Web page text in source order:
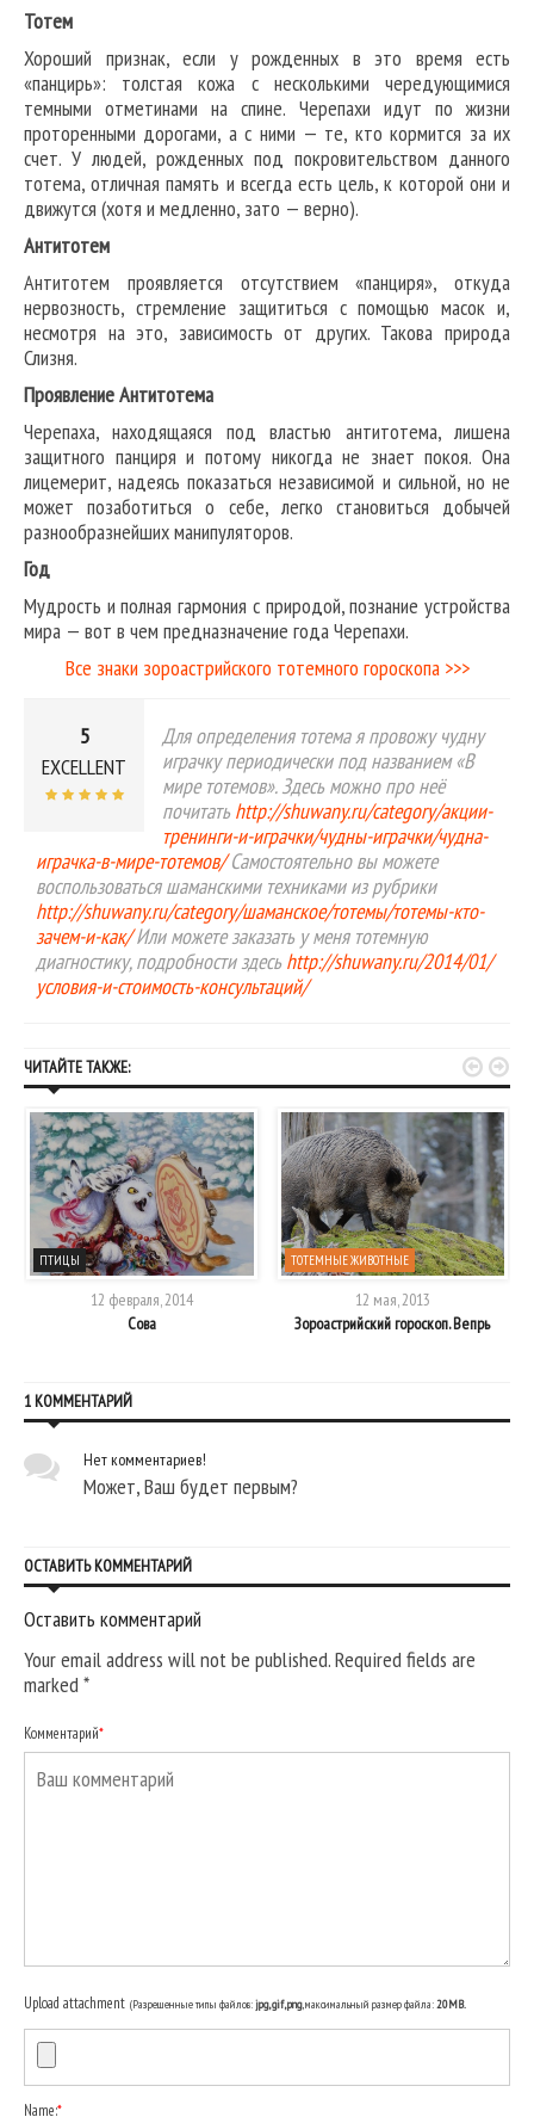
Тотем
Хороший признак, если у рожденных в это время есть
«панцирь»: толстая кожа с несколькими чередующимися
темными отметинами на спине. Черепахи идут по жизни
проторенными дорогами, а с ними — те, кто кормится за их
счет. У людей, рожденных под покровительством данного
тотема, отличная память и всегда есть цель, к которой они и
движутся (хотя и медленно, зато — верно).
Антитотем
Антитотем проявляется отсутствием «панциря», откуда
нервозность, стремление защититься с помощью масок и,
несмотря на это, зависимость от других. Такова природа
Слизня.
Проявление Антитотема
Черепаха, находящаяся под властью антитотема, лишена
защитного панциря и потому никогда не знает покоя. Она
лицемерит, надеясь показаться независимой и сильной, но не
может позаботиться о себе, легко становиться добычей
разнообразнейших манипуляторов.
Год
Мудрость и полная гармония с природой, познание устройства
мира — вот в чем предназначение года Черепахи.
Все знаки зороастрийского тотемного гороскопа >>>
5
EXCELLENT
Для определения тотема я провожу чудну
играчку периодически под названием «В
мире тотемов». Здесь можно про неё
почитать http://shuwany.ru/category/акции-
тренинги-и-играчки/чудны-играчки/чудна-
играчка-в-мире-тотемов/Самостоятельно вы можете
воспользоваться шаманскими техниками из рубрики
http://shuwany.ru/category/шаманское/тотемы/тотемы-кто-
зачем-и-как/Или можете заказать у меня тотемную
диагностику, подробности здесь http://shuwany.ru/2014/01/
условия-и-стоимость-консультаций/
ЧИТАЙТЕ ТАКЖЕ:
ПТИЦЫ
12 февраля, 2014
Сова
ТОТЕМНЫЕ ЖИВОТНЫЕ
12 мая, 2013
Зороастрийский гороскоп. Вепрь
 
1 КОММЕНТАРИЙ
Нет комментариев!
Может, Ваш будет первым?
ОСТАВИТЬ КОММЕНТАРИЙ
Оставить комментарий
Your email address will not be published. Required fields are
marked*
Комментарий*
Upload attachment (Разрешенные типы файлов:jpg, gif, png, максимальный размер файла:20MB.
Name:*